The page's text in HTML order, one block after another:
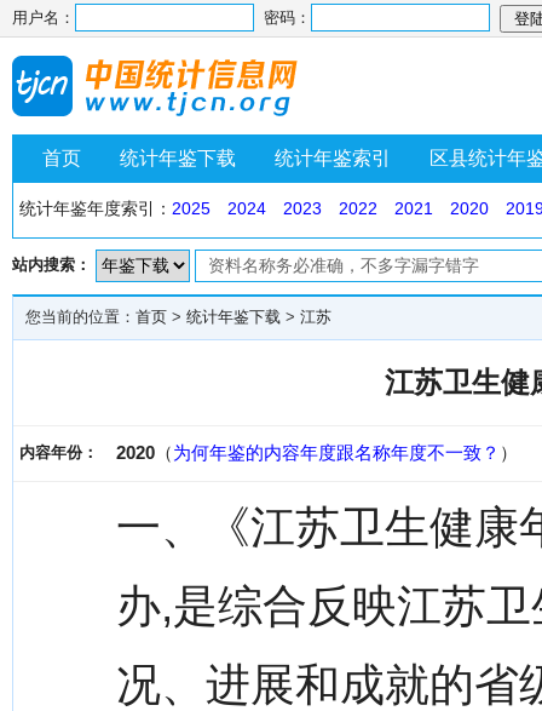
用户名： 密码：
首页 统计年鉴下载 统计年鉴索引 区县统计年
统计年鉴年度索引： 2025 2024 2023 2022 2021 2020
站内搜索：
您当前的位置： 首页 > 统计年鉴下载 > 江苏
江苏卫生健
内容年份： 2020 （为何年鉴的内容年度跟名称年度不一致？ ）
一、《江苏卫生健康
办,是综合反映江苏
况、进展和成就的省